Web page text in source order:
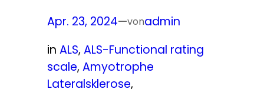
Apr. 23, 2024—vonadmin
in ALS, ALS-Functional rating
scale, Amyotrophe
Lateralsklerose